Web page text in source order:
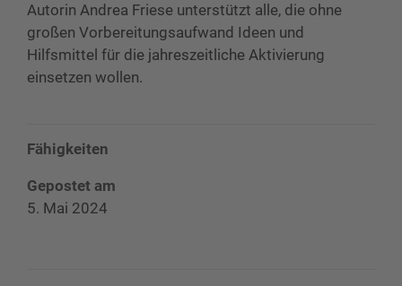
Autorin Andrea Friese unterstützt alle, die ohne
großen Vorbereitungsaufwand Ideen und
Hilfsmittel für die jahreszeitliche Aktivierung
einsetzen wollen.
Fähigkeiten
Gepostet am
5. Mai 2024